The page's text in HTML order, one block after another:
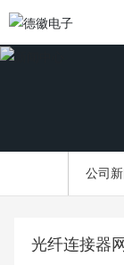
公司
光纤连接器